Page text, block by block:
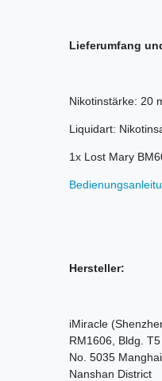
Lieferumfang
Nikotinstärke: 20
Liquidart:
1x Lost Mary
Hersteller:
iMiracle
RM1606, Bldg. T5
No. 5035
Nanshan District